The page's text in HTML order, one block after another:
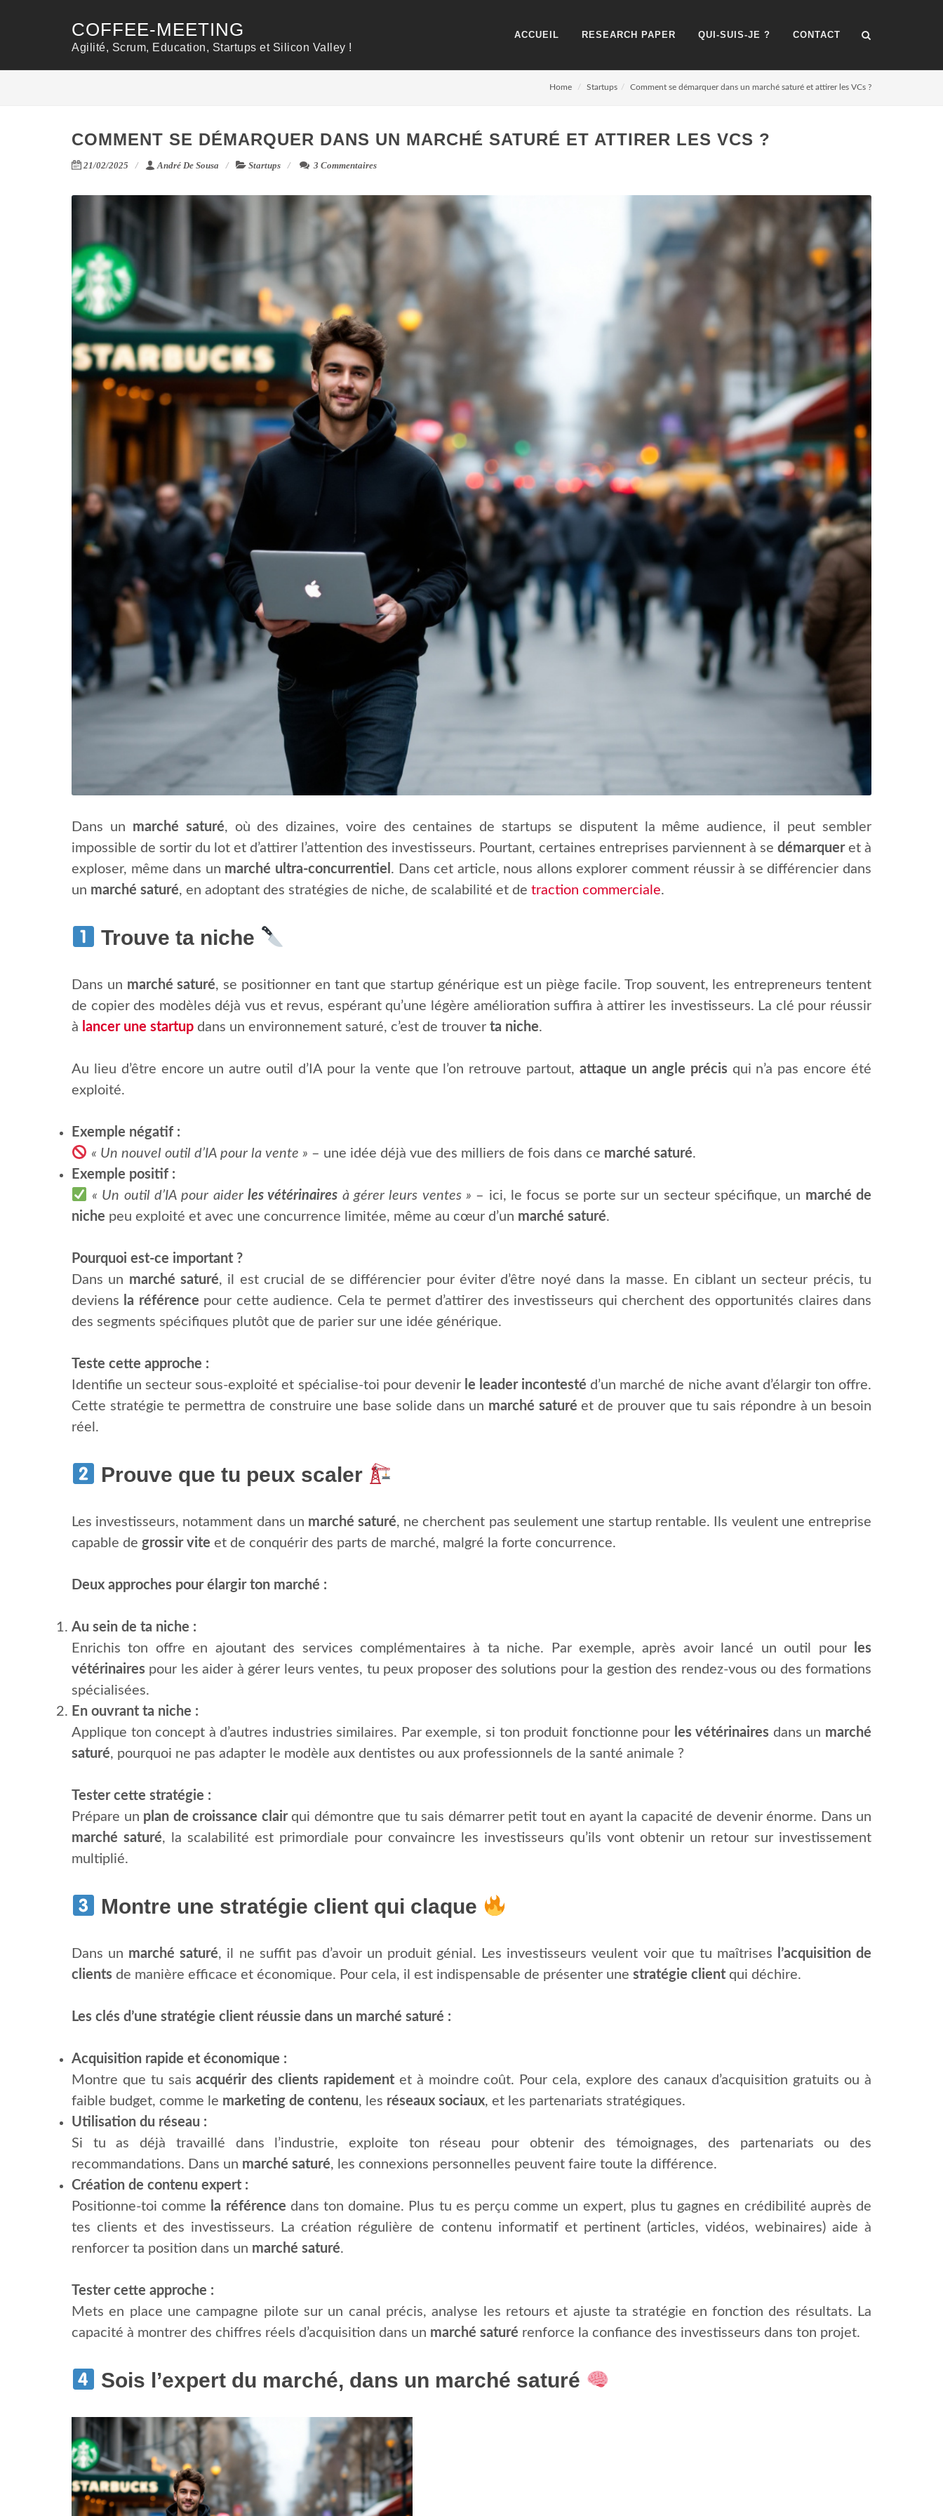
COFFEE-MEETING
Agilité, Scrum, Education, Startups et Silicon Valley !
ACCUEIL RESEARCH PAPER QUI-SUIS-JE ? CONTACT
Home Startups Comment se démarquer dans un marché saturé et attirer les VCs ?
COMMENT SE DÉMARQUER DANS UN MARCHÉ SATURÉ ET ATTIRER LES VCS ?
21/02/2025 André De Sousa Startups 3 Commentaires
Dans un marché saturé, où des dizaines, voire des centaines de startups se disputent la même audience, il peut sembler
impossible de sortir du lot et d’attirer l’attention des investisseurs. Pourtant, certaines entreprises parviennent à se démarqueret à
exploser, même dans un marché ultra-concurrentiel . Dans cet article, nous allons explorer comment réussir à se différencier dans
un marché saturé, en adoptant des stratégies de niche, de scalabilité et de traction commerciale.
Trouve ta niche
Dans un marché saturé, se positionner en tant que startup générique est un piège facile. Trop souvent, les entrepreneurs tentent
de copier des modèles déjà vus et revus, espérant qu’une légère amélioration suffira à attirer les investisseurs. La clé pour réussir
à lancer une startup dans un environnement saturé, c’est de trouver ta niche.
Au lieu d’être encore un autre outil d’IA pour la vente que l’on retrouve partout,attaque un angle précis qui n’a pas encore été
exploité.
Exemple négatif :
« Un nouvel outil d’IA pour la vente » – une idée déjà vue des milliers de fois dans ce marché saturé.
Exemple positif :
« Un outil d’IA pour aiderles vétérinaires à gérer leurs ventes » – ici, le focus se porte sur un secteur spécifique, un marché de
niche peu exploité et avec une concurrence limitée, même au cœur d’un marché saturé.
Pourquoi est-ce important ?
Dans un marché saturé, il est crucial de se différencier pour éviter d’être noyé dans la masse. En ciblant un secteur précis, tu
deviens la référence pour cette audience. Cela te permet d’attirer des investisseurs qui cherchent des opportunités claires dans
des segments spécifiques plutôt que de parier sur une idée générique.
Teste cette approche :
Identifie un secteur sous-exploité et spécialise-toi pour devenir le leader incontesté d’un marché de niche avant d’élargir ton offre.
Cette stratégie te permettra de construire une base solide dans un marché saturé et de prouver que tu sais répondre à un besoin
réel.
Prouve que tu peux scaler
Les investisseurs, notamment dans un marché saturé, ne cherchent pas seulement une startup rentable. Ils veulent une entreprise
capable de grossir vite et de conquérir des parts de marché, malgré la forte concurrence.
Deux approches pour élargir ton marché :
Au sein de ta niche :
Enrichis ton offre en ajoutant des services complémentaires à ta niche. Par exemple, après avoir lancé un outil pour
les
vétérinaires pour les aider à gérer leurs ventes, tu peux proposer des solutions pour la gestion des rendez-vous ou des formations
spécialisées.
En ouvrant ta niche :
Applique ton concept à d’autres industries similaires. Par exemple, si ton produit fonctionne pour les vétérinaires dans un marché
saturé, pourquoi ne pas adapter le modèle aux dentistes ou aux professionnels de la santé animale ?
Tester cette stratégie :
Prépare un plan de croissance clairqui démontre que tu sais démarrer petit tout en ayant la capacité de devenir énorme. Dans un
marché saturé, la scalabilité est primordiale pour convaincre les investisseurs qu’ils vont obtenir un retour sur investissement
multiplié.
Montre une stratégie client qui claque
Dans un marché saturé, il ne suffit pas d’avoir un produit génial. Les investisseurs veulent voir que tu maîtrises
l’acquisition de
clients de manière efficace et économique. Pour cela, il est indispensable de présenter une stratégie client qui déchire.
Les clés d’une stratégie client réussie dans un marché saturé :
Acquisition rapide et économique :
Montre que tu saisacquérir des clients rapidementet à moindre coût. Pour cela, explore des canaux d’acquisition gratuits ou à
faible budget, comme le marketing de contenu, les réseaux sociaux, et les partenariats stratégiques.
Utilisation du réseau :
Si tu as déjà travaillé dans l’industrie, exploite ton réseau pour obtenir des témoignages, des partenariats ou des
recommandations. Dans un marché saturé, les connexions personnelles peuvent faire toute la différence.
Création de contenu expert :
Positionne-toi comme la référence dans ton domaine. Plus tu es perçu comme un expert, plus tu gagnes en crédibilité auprès de
tes clients et des investisseurs. La création régulière de contenu informatif et pertinent (articles, vidéos, webinaires) aide à
renforcer ta position dans un marché saturé.
Tester cette approche :
Mets en place une campagne pilote sur un canal précis, analyse les retours et ajuste ta stratégie en fonction des résultats. La
capacité à montrer des chiffres réels d’acquisition dans un marché saturé renforce la confiance des investisseurs dans ton projet.
Sois l’expert du marché, dans un marché saturé